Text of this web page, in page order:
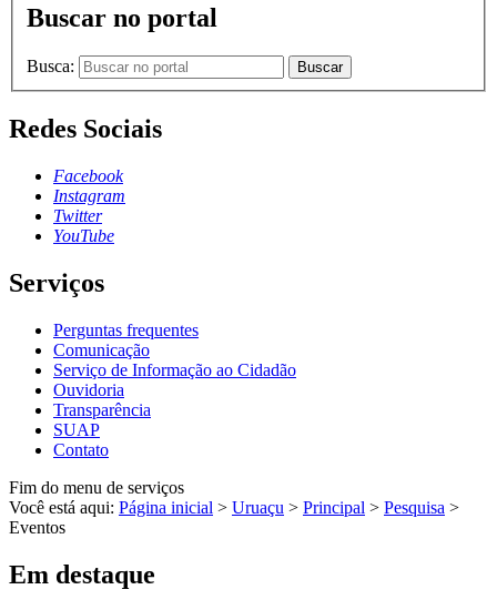
Buscar no portal
Busca: Buscar
Redes Sociais
Facebook
Instagram
Twitter
YouTube
Serviços
Perguntas frequentes
Comunicação
Serviço de Informação ao Cidadão
Ouvidoria
Transparência
SUAP
Contato
Fim do menu de serviços
Você está aqui: Página inicial > Uruaçu > Principal > Pesquisa >
Eventos
Em destaque